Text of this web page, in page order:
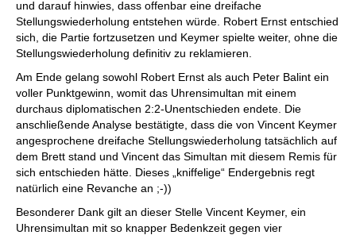
und darauf hinwies, dass offenbar eine dreifache
Stellungswiederholung entstehen würde. Robert Ernst entschied
sich, die Partie fortzusetzen und Keymer spielte weiter, ohne die
Stellungswiederholung definitiv zu reklamieren.
Am Ende gelang sowohl Robert Ernst als auch Peter Balint ein
voller Punktgewinn, womit das Uhrensimultan mit einem
durchaus diplomatischen 2:2-Unentschieden endete. Die
anschließende Analyse bestätigte, dass die von Vincent Keymer
angesprochene dreifache Stellungswiederholung tatsächlich auf
dem Brett stand und Vincent das Simultan mit diesem Remis für
sich entschieden hätte. Dieses „kniffelige“ Endergebnis regt
natürlich eine Revanche an ;-))
Besonderer Dank gilt an dieser Stelle Vincent Keymer, ein
Uhrensimultan mit so knapper Bedenkzeit gegen vier